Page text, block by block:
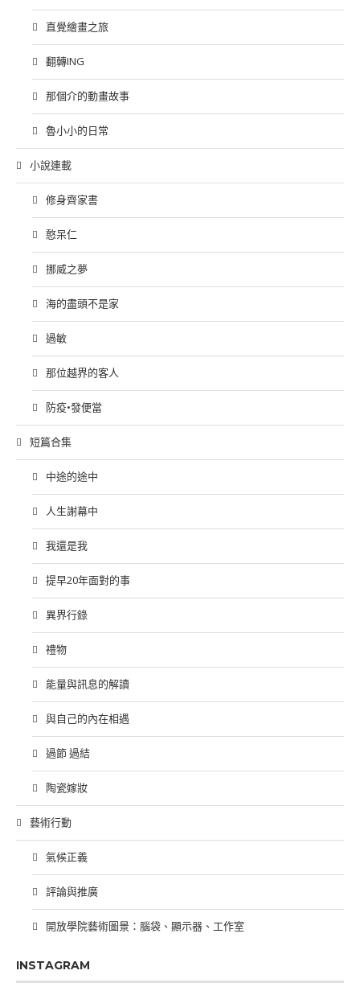
直覺繪畫之旅
翻轉ING
那個介的動畫故事
魯小小的日常
小說連載
修身齊家書
憨呆仁
挪威之夢
海的盡頭不是家
過敏
那位越界的客人
防疫•發便當
短篇合集
中途的途中
人生謝幕中
我還是我
提早20年面對的事
異界行錄
禮物
能量與訊息的解讀
與自己的內在相遇
過節 過結
陶瓷嫁妝
藝術行動
氣候正義
評論與推廣
開放學院藝術圖景：腦袋、顯示器、工作室
INSTAGRAM